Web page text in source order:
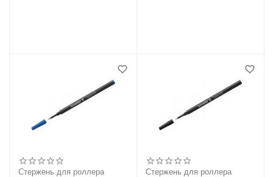
Стержень для роллера
Стержень для роллера